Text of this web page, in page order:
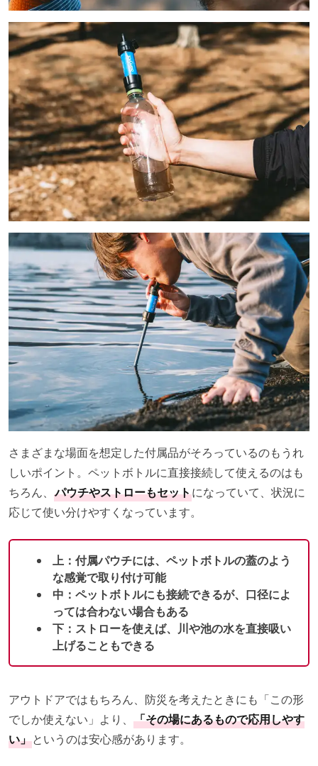
さまざまな場面を想定した付属品がそろっているのもうれ
しいポイント。ペットボトルに直接接続して使えるのはも
ちろん、 パウチやストローもセットになっていて、状況に
応じて使い分けやすくなっています。
上：付属パウチには、ペットボトルの蓋のよう
な感覚で取り付け可能
中：ペットボトルにも接続できるが、口径によ
っては合わない場合もある
下：ストローを使えば、川や池の水を直接吸い
上げることもできる
アウトドアではもちろん、防災を考えたときにも「この形
でしか使えない」より、 「その場にあるもので応用しやす
い」というのは安心感があります。